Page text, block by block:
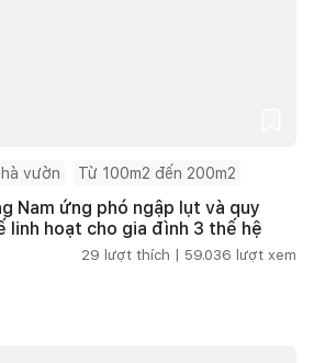
vườn Từ 100m2 đến 200m2
Nam ứng phó ngập lụt và quy
linh hoạt cho gia đình 3 thế hệ
29 lượt thích | 59.036 lượt xem